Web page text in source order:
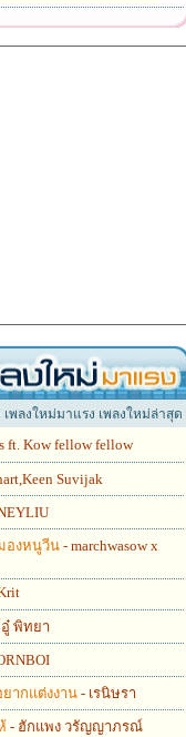
เพลงใหม่มาแรง เพลงใหม่ล่าสุด
ft. Kow fellow fellow
Suvijak
องหนูวีน - marchwasow x
พิทยา
ากแต่งงาน- เรนิษรา
- ฮักแพง วรัญญาภรณ์